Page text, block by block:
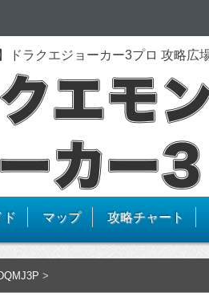
ドラクエジョーカー3プロ 攻略広
ド マップ 攻略チャート
>